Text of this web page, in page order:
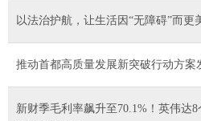
以法治护航，让生活因“无障碍”而更
推动首都高质量发展新突破行动方案
新财季毛利率飙升至70.1%！英伟达